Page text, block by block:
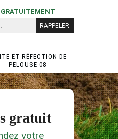
GRATUITEMENT
ET RÉFECTION DE
PELOUSE 08
gratuit
votre